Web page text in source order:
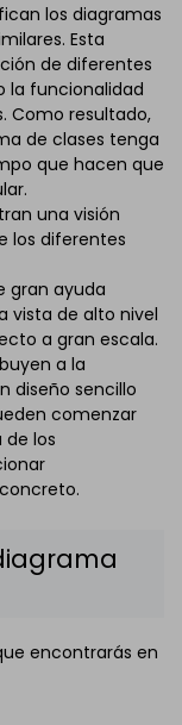
los diagramas
Esta
de diferentes
la funcionalidad
Como resultado,
de clases tenga
que hacen que
una visión
los diferentes
gran ayuda
vista de alto nivel
a gran escala.
a la
diseño sencillo
comenzar
los
encontrarás en